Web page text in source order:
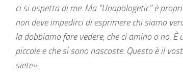
ci si aspetta di me. Ma “Unapologetic” è
non deve impedirci di esprimere chi siamo
la dobbiamo fare vedere, che ci amino o no.
piccole e che si sono nascoste. Questo è il
siete».